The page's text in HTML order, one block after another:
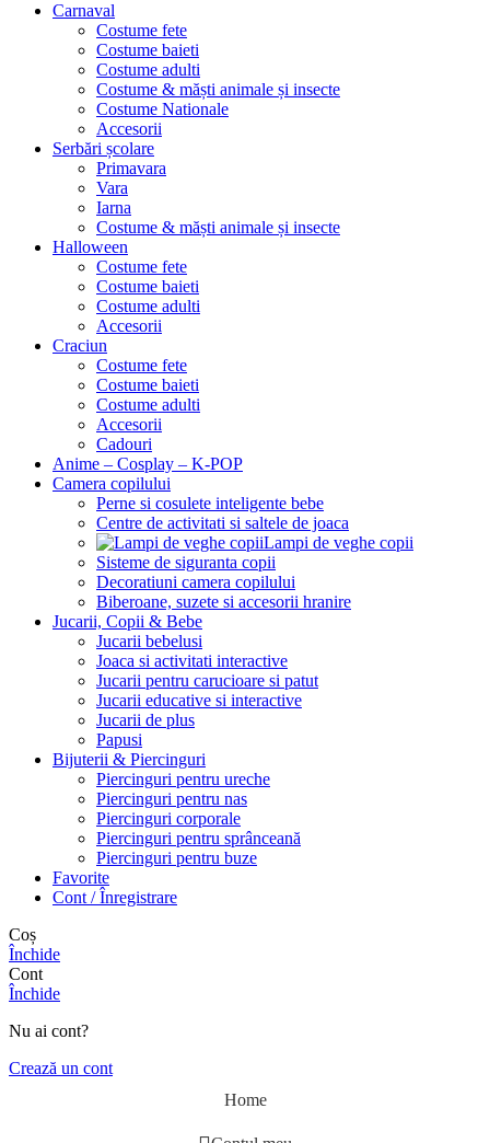
Carnaval
Costume fete
Costume baieti
Costume adulti
Costume & măști animale și insecte
Costume Nationale
Accesorii
Serbări școlare
Primavara
Vara
Iarna
Costume & măști animale și insecte
Halloween
Costume fete
Costume baieti
Costume adulti
Accesorii
Craciun
Costume fete
Costume baieti
Costume adulti
Accesorii
Cadouri
Anime – Cosplay – K‑POP
Camera copilului
Perne si cosulete inteligente bebe
Centre de activitati si saltele de joaca
Lampi de veghe copii
Sisteme de siguranta copii
Decoratiuni camera copilului
Biberoane, suzete si accesorii hranire
Jucarii, Copii & Bebe
Jucarii bebelusi
Joaca si activitati interactive
Jucarii pentru carucioare si patut
Jucarii educative si interactive
Jucarii de plus
Papusi
Bijuterii & Piercinguri
Piercinguri pentru ureche
Piercinguri pentru nas
Piercinguri corporale
Piercinguri pentru sprânceană
Piercinguri pentru buze
Favorite
Cont / Înregistrare
Coș
Închide
Cont
Închide
Nu ai cont?
Crează un cont
Home